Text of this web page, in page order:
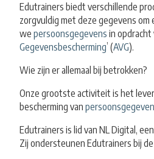
Edutrainers biedt verschillende
zorgvuldig met deze gegevens om
we persoonsgegevens in
Gegevensbescherming’ (AVG).
Wie zijn er allemaal bij betrokken?
Onze grootste activiteit is het
bescherming van
Edutrainers is lid van NL Digital,
Zij ondersteunen Edutrainers bij